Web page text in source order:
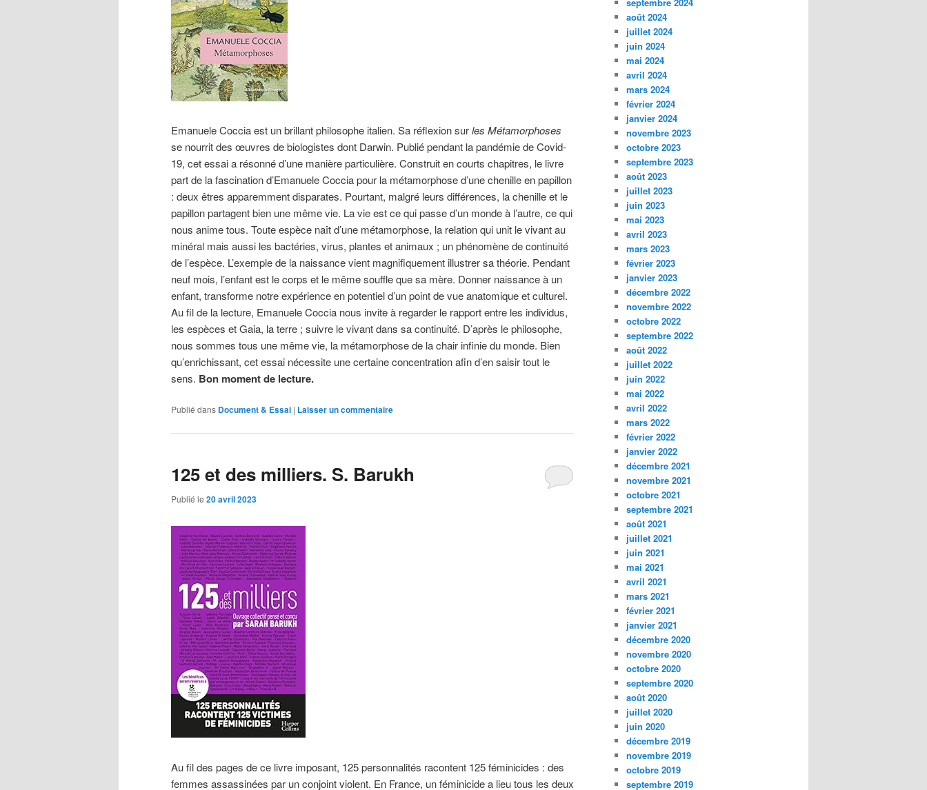
Emanuele Coccia est un brillant philosophe italien. Sa réflexion surles Métamorphoses
se nourrit des œuvres de biologistes dont Darwin. Publié pendant la pandémie de Covid-
19, cet essai a résonné d’une manière particulière. Construit en courts chapitres, le livre
part de la fascination d’Emanuele Coccia pour la métamorphose d’une chenille en papillon
: deux êtres apparemment disparates. Pourtant, malgré leurs différences, la chenille et le
papillon partagent bien une même vie. La vie est ce qui passe d’un monde à l’autre, ce qui
nous anime tous. Toute espèce naît d’une métamorphose, la relation qui unit le vivant au
minéral mais aussi les bactéries, virus, plantes et animaux ; un phénomène de continuité
de l’espèce. L’exemple de la naissance vient magnifiquement illustrer sa théorie. Pendant
neuf mois, l’enfant est le corps et le même souffle que sa mère. Donner naissance à un
enfant, transforme notre expérience en potentiel d’un point de vue anatomique et culturel.
Au fil de la lecture, Emanuele Coccia nous invite à regarder le rapport entre les individus,
les espèces et Gaia, la terre ; suivre le vivant dans sa continuité. D’après le philosophe,
nous sommes tous une même vie, la métamorphose de la chair infinie du monde. Bien
qu’enrichissant, cet essai nécessite une certaine concentration afin d’en saisir tout le
sens. Bon moment de lecture.
Publié dans Document & Essai | Laisser un commentaire
125 et des milliers. S. Barukh
Publié le 20 avril 2023
Au fil des pages de ce livre imposant, 125 personnalités racontent 125 féminicides : des
femmes assassinées par un conjoint violent. En France, un féminicide a lieu tous les deux
septembre 2024
août 2024
juillet 2024
juin 2024
mai 2024
avril 2024
mars 2024
février 2024
janvier 2024
novembre 2023
octobre 2023
septembre 2023
août 2023
juillet 2023
juin 2023
mai 2023
avril 2023
mars 2023
février 2023
janvier 2023
décembre 2022
novembre 2022
octobre 2022
septembre 2022
août 2022
juillet 2022
juin 2022
mai 2022
avril 2022
mars 2022
février 2022
janvier 2022
décembre 2021
novembre 2021
octobre 2021
septembre 2021
août 2021
juillet 2021
juin 2021
mai 2021
avril 2021
mars 2021
février 2021
janvier 2021
décembre 2020
novembre 2020
octobre 2020
septembre 2020
août 2020
juillet 2020
juin 2020
décembre 2019
novembre 2019
octobre 2019
septembre 2019